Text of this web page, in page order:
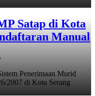
Satap di Kota
Manual
Penerimaan Murid
2007 di Kota Serang